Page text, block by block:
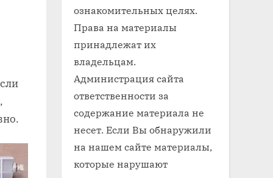
ознакомительных целях.
Права на материалы
принадлежат их
владельцам.
Администрация сайта
ответственности за
содержание материала не
несет. Если Вы обнаружили
на нашем сайте материалы,
которые нарушают